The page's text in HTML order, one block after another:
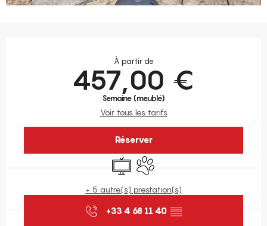
À partir de
457,00 €
Semaine (meublé)
Voir tous les tarifs
Réserver
TélévisionAnimaux acceptés
+ 5 autre(s) prestation(s)
+33 4 68 11 40 ▒▒